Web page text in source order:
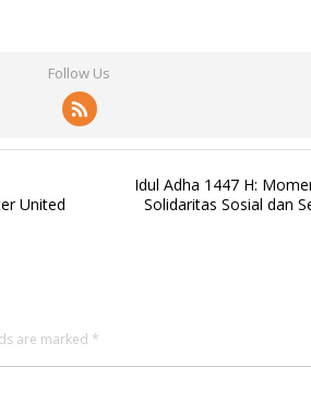
Follow Us
United
Idul Adha 1447 H:
Solidaritas Sosial dan
are marked *